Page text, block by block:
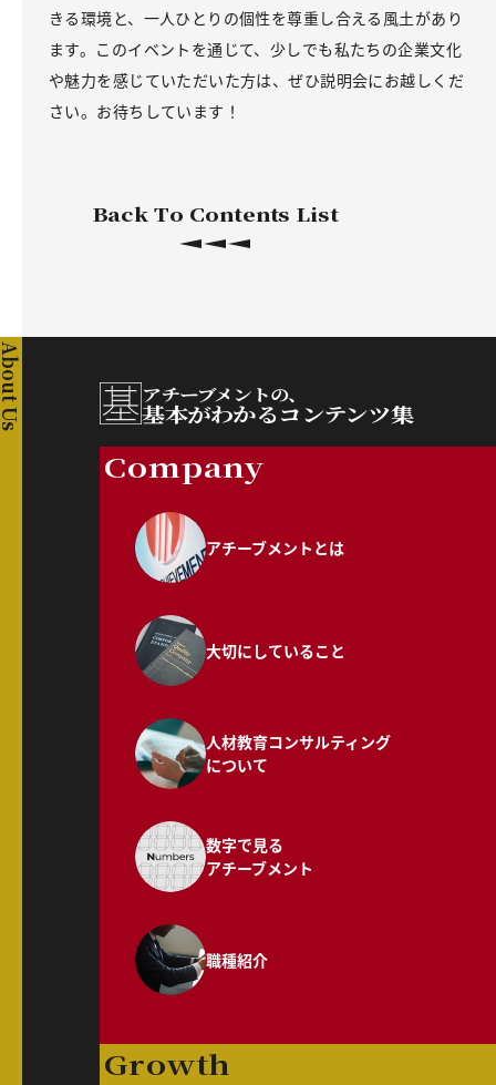
きる環境と、一人ひとりの個性を尊重し合える風土があり
ます。このイベントを通じて、少しでも私たちの企業文化
や魅力を感じていただいた方は、ぜひ説明会にお越しくだ
さい。お待ちしています！
Back To Contents List
Us アチーブメントの、
基本がわかるコンテンツ集
Company
アチーブメントとは
大切にしていること
人材教育コンサルティング
について
数字で見る
アチーブメント
職種紹介
Growth